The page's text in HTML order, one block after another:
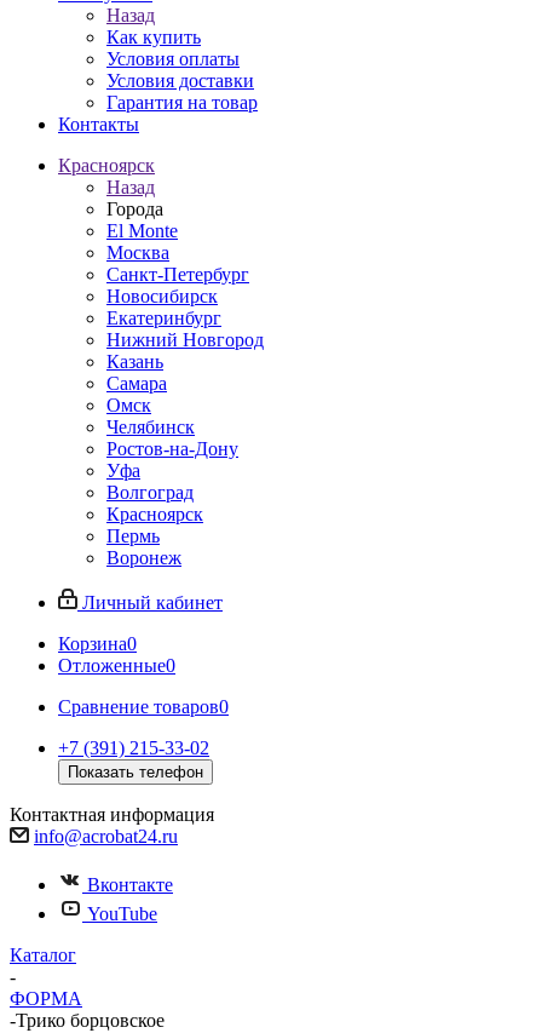
Назад
Как купить
Условия оплаты
Условия доставки
Гарантия на товар
Контакты
Красноярск
Назад
Города
El Monte
Москва
Санкт-Петербург
Новосибирск
Екатеринбург
Нижний Новгород
Казань
Самара
Омск
Челябинск
Ростов-на-Дону
Уфа
Волгоград
Красноярск
Пермь
Воронеж
Личный кабинет
Корзина0
Отложенные0
Сравнение товаров0
+7 (391) 215-33-02
Показать телефон
Контактная информация
info@acrobat24.ru
Вконтакте
YouTube
Каталог
-
ФОРМА
-Трико борцовское